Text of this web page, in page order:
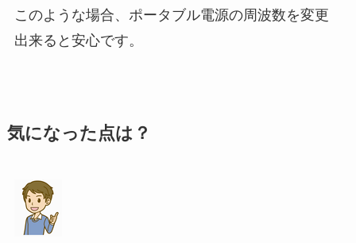
このような場合、ポータブル電源の周波数を変更
出来ると安心です。
気になった点は？